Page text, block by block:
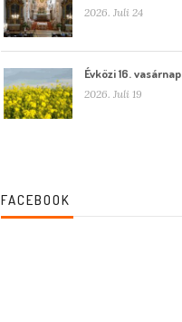
2026. Juli 24
Évközi 16. vasárnap
2026. Juli 19
FACEBOOK